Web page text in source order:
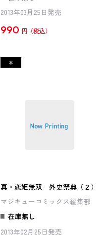
2013年03月25日発売
990 円
真・恋姫無双 外史祭典（２）
マジキューコミックス編集部
在庫無し
2013年02月25日発売